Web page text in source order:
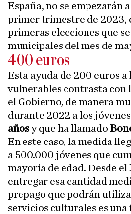
España, no se empezarán
primer trimestre de 2023,
primeras elecciones que
municipales del mes de
400 euros
Esta ayuda de 200 euros a
vulnerables contrasta con
el Gobierno, de manera
durante 2022 a los
añosy que ha llamado
En este caso, la medida
a 500.000 jóvenes que
mayoría de edad. Desde el
entregar esa cantidad
prepago que podrán
servicios culturales es